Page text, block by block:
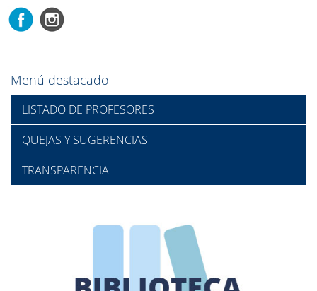
Menú destacado
LISTADO DE PROFESORES
QUEJAS Y SUGERENCIAS
TRANSPARENCIA